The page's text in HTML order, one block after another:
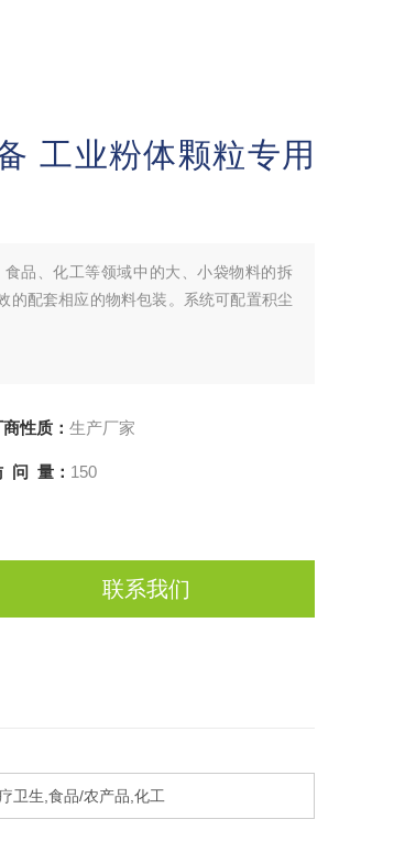
工业粉体颗粒专用
品、化工等领域中的大、小袋物料的拆
的配套相应的物料包装。系统可配置积尘
性质： 生产厂家
问 量： 150
联系我们
卫生,食品/农产品,化工